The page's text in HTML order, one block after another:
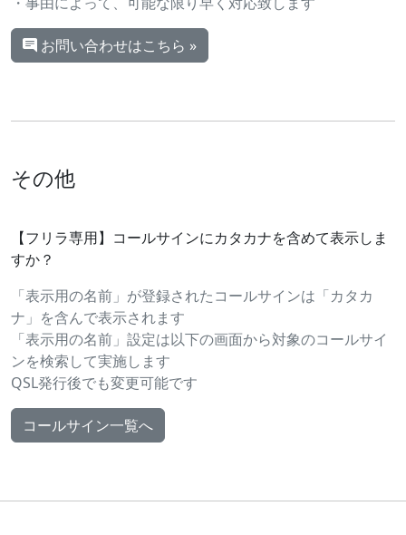
お問い合わせはこちら »
その他
【フリラ専用】コールサインにカタカナを含めて表示しま
すか？
「表示用の名前」が登録されたコールサインは「カタカ
ナ」を含んで表示されます
「表示用の名前」設定は以下の画面から対象のコールサイ
ンを検索して実施します
QSL発行後でも変更可能です
コールサイン一覧へ